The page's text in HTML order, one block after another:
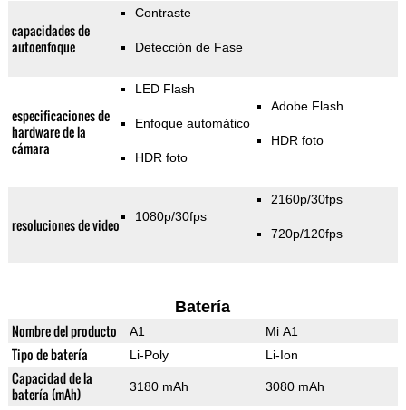
capacidades de
autoenfoque
Contraste
Detección de Fase
especificaciones de
hardware de la
cámara
LED Flash
Enfoque automático
HDR foto
Adobe Flash
HDR foto
resoluciones de video 1080p/30fps
2160p/30fps
720p/120fps
Batería
Nombre del producto A1 Mi A1
Tipo de batería Li-Poly Li-Ion
Capacidad de la
batería (mAh)
3180 mAh 3080 mAh